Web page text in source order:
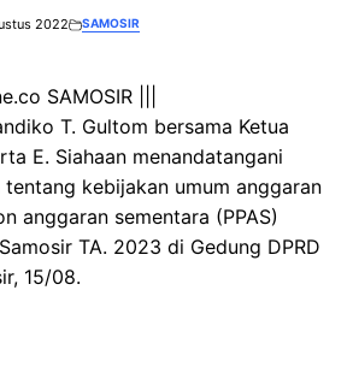
2022 SAMOSIR
SAMOSIR |||
T. Gultom bersama Ketua
E. Siahaan menandatangani
kebijakan umum anggaran
anggaran sementara (PPAS)
TA. 2023 di Gedung DPRD
15/08.